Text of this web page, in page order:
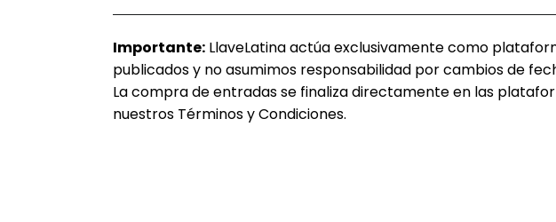
Importante: LlaveLatina actúa exclusivamente como
publicados y no asumimos responsabilidad por cambios de
La compra de entradas se finaliza directamente en las
nuestros Términos y Condiciones.